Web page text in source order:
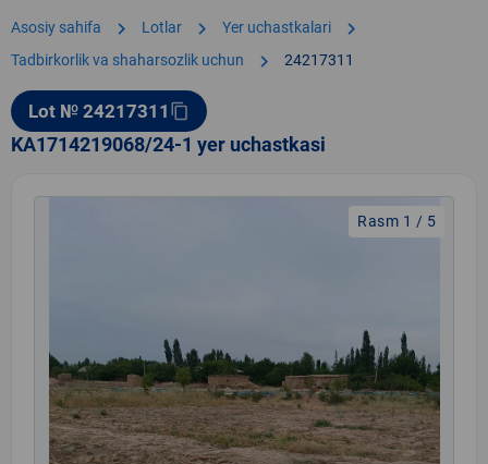
Asosiy sahifa chevron_right Lotlar chevron_right Yer uchastkalari chevron_right
Tadbirkorlik va shaharsozlik uchun chevron_right 24217311
Lot № 24217311 content_copy
KA1714219068/24-1 yer uchastkasi
Rasm 1 / 5